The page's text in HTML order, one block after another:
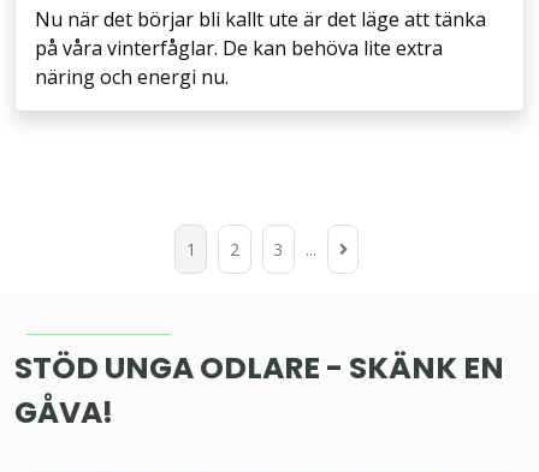
Nu när det börjar bli kallt ute är det läge att tänka
på våra vinterfåglar. De kan behöva lite extra
näring och energi nu.
1 2 3 ...
Gå
till
STÖD UNGA ODLARE - SKÄNK EN
GÅVA!